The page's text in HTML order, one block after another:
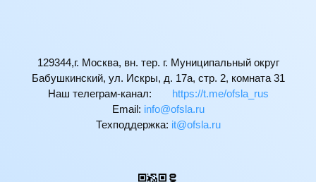
129344,г. Москва, вн. тер. г. Муниципальный округ
Бабушкинский, ул. Искры, д. 17а, стр. 2, комната 31
Наш телеграм-канал:
https://t.me/ofsla_rus
Email: ur.alsfo@ofni
Техподдержка: ur.alsfo@ti